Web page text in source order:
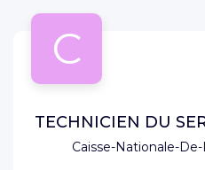
C
Caisse-Nationale-
TECHNICIEN DU